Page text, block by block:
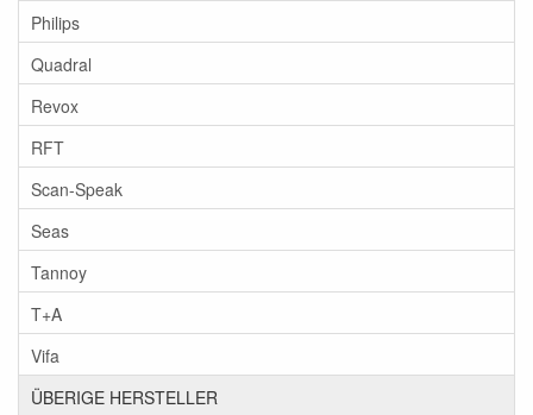
Philips
Quadral
Revox
RFT
Scan-Speak
Seas
Tannoy
T+A
Vifa
ÜBERIGE HERSTELLER